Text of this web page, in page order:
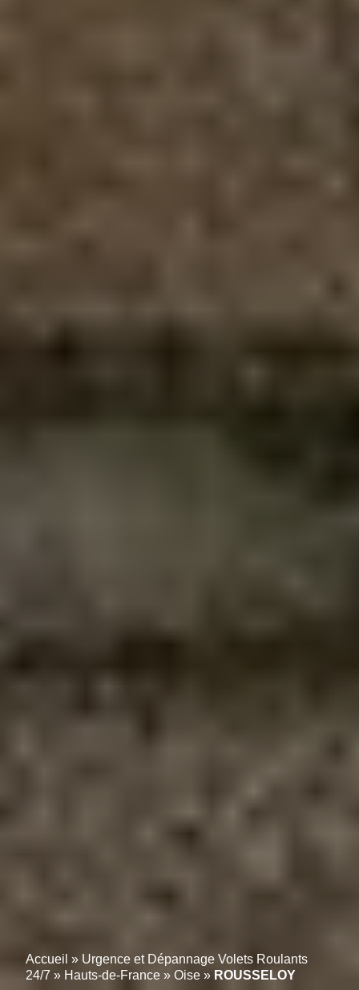
Accueil » Urgence et Dépannage Volets Roulants
24/7 » Hauts-de-France » Oise » ROUSSELOY